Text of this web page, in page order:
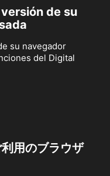
de su
su navegador
del Digital
用のブラウザ